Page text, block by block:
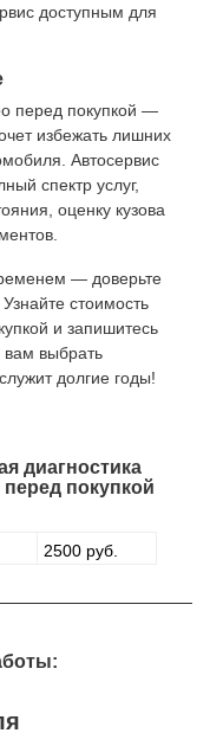
доступным для
перед покупкой —
избежать лишних
Автосервис
спектр услуг,
оценку кузова
— доверьте
стоимость
и запишитесь
выбрать
долгие годы!
диагностика
покупкой
2500 руб.